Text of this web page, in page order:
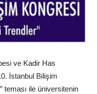
ve Kadir Has
İstanbul Bilişim
teması ile üniversitenin